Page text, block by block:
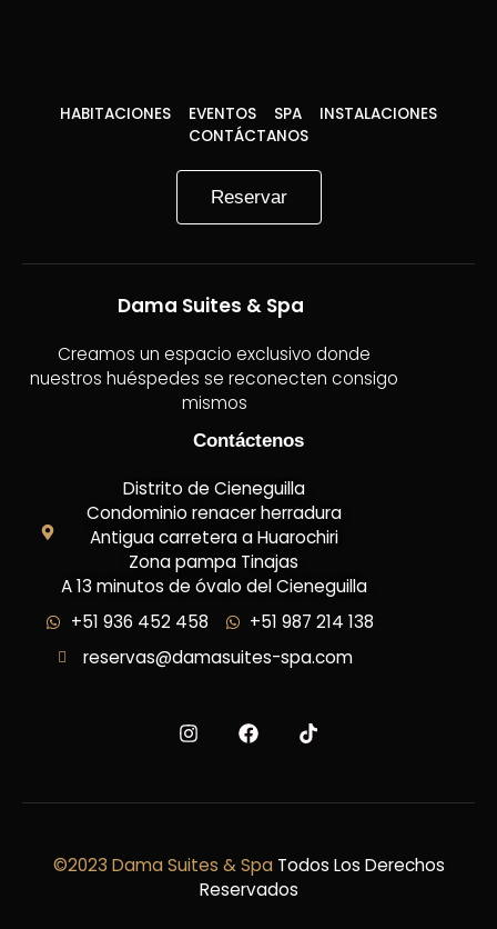
HABITACIONES EVENTOS SPA
INSTALACIONES
CONTÁCTANOS
Reservar
Dama Suites & Spa
Creamos un espacio exclusivo donde
nuestros huéspedes se reconecten consigo
mismos
Contáctenos
Distrito de Cieneguilla
Condominio renacer herradura
Antigua carretera a Huarochiri
Zona pampa Tinajas
A 13 minutos de óvalo del Cieneguilla
+51 936 452 458
+51 987 214 138
reservas@damasuites-spa.com
©2023 Dama Suites & Spa Todos Los Derechos
Reservados